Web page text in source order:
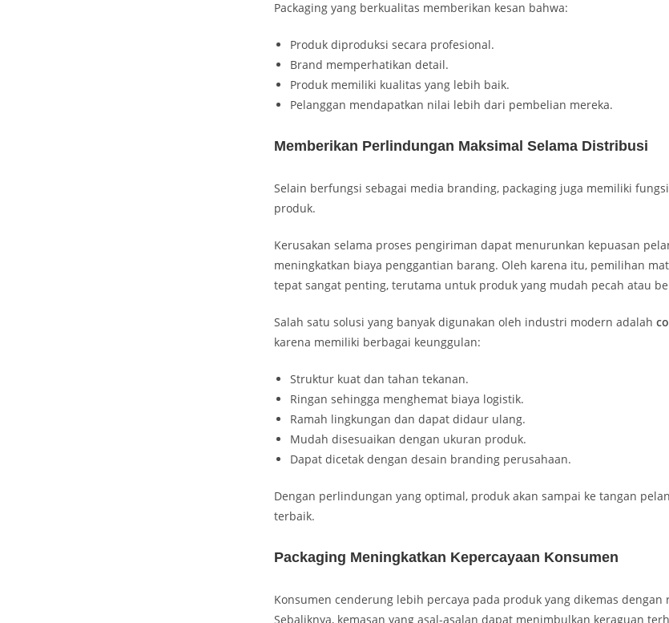
Packaging yang berkualitas memberikan kesan bahwa:
Produk diproduksi secara profesional.
Brand memperhatikan detail.
Produk memiliki kualitas yang lebih baik.
Pelanggan mendapatkan nilai lebih dari pembelian mereka.
Memberikan Perlindungan Maksimal Selama Distribusi
Selain berfungsi sebagai media branding, packaging juga memiliki
produk.
Kerusakan selama proses pengiriman dapat menurunkan kepuasan
meningkatkan biaya penggantian barang. Oleh karena itu, pemilihan
tepat sangat penting, terutama untuk produk yang mudah pecah atau
Salah satu solusi yang banyak digunakan oleh industri modern adalah
karena memiliki berbagai keunggulan:
Struktur kuat dan tahan tekanan.
Ringan sehingga menghemat biaya logistik.
Ramah lingkungan dan dapat didaur ulang.
Mudah disesuaikan dengan ukuran produk.
Dapat dicetak dengan desain branding perusahaan.
Dengan perlindungan yang optimal, produk akan sampai ke tangan
terbaik.
Packaging Meningkatkan Kepercayaan Konsumen
Konsumen cenderung lebih percaya pada produk yang dikemas
Sebaliknya, kemasan yang asal-asalan dapat menimbulkan keraguan